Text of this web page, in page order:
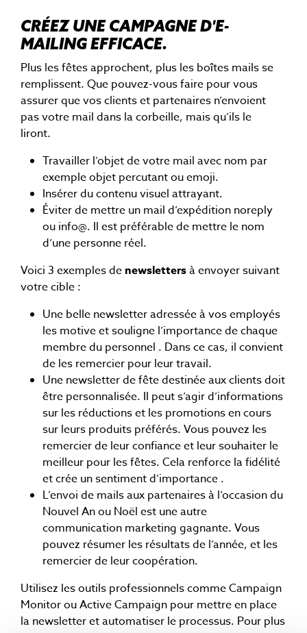
CRÉEZ UNE CAMPAGNE D'E-
MAILING EFFICACE.
Plus les fêtes approchent, plus les boîtes mails se
remplissent. Que pouvez-vous faire pour vous
assurer que vos clients et partenaires n’envoient
pas votre mail dans la corbeille, mais qu’ils le
liront.
Travailler l’objet de votre mail avec nom par
exemple objet percutant ou emoji.
Insérer du contenu visuel attrayant.
Éviter de mettre un mail d’expédition noreply
ou info@. Il est préférable de mettre le nom
d’une personne réel.
Voici 3 exemples de newslettersà envoyer suivant
votre cible :
Une belle newsletter adressée à vos employés
les motive et souligne l’importance de chaque
membre du personnel . Dans ce cas, il convient
de les remercier pour leur travail.
Une newsletter de fête destinée aux clients doit
être personnalisée. Il peut s’agir d’informations
sur les réductions et les promotions en cours
sur leurs produits préférés. Vous pouvez les
remercier de leur confiance et leur souhaiter le
meilleur pour les fêtes. Cela renforce la fidélité
et crée un sentiment d’importance .
L’envoi de mails aux partenaires à l’occasion du
Nouvel An ou Noël est une autre
communication marketing gagnante. Vous
pouvez résumer les résultats de l’année, et les
remercier de leur coopération.
Utilisez les outils professionnels comme Campaign
Monitor ou Active Campaign pour mettre en place
la newsletter et automatiser le processus. Pour plus